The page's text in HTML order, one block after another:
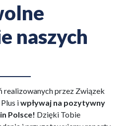
naszych
realizowanych przez Związek
iwpływaj na pozytywny
Polsce! Dzięki Tobie